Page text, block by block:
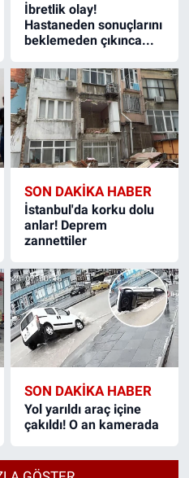
İbretlik olay!
Hastaneden sonuçlarını
beklemeden çıkınca...
SON DAKIKA HABER
İstanbul'da korku dolu
anlar! Deprem
zannettiler
SON DAKIKA HABER
Yol yarıldı araç içine
çakıldı! O an kamerada